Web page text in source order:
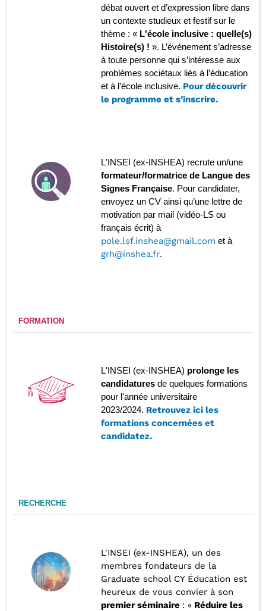
débat ouvert et d’expression libre dans
un contexte studieux et festif sur le
thème : « L'école inclusive : quelle(s)
Histoire(s) ! ». L’événement s’adresse
à toute personne qui s’intéresse aux
problèmes sociétaux liés à l’éducation
et à l’école inclusive. Pour découvrir
le programme et s’inscrire.
L'INSEI (ex-INSHEA) recrute un/une
formateur/formatrice de Langue des
Signes Française. Pour candidater,
envoyez un CV ainsi qu’une lettre de
motivation par mail (vidéo-LS ou
français écrit) à
pole.lsf.inshea@gmail.com et à
grh@inshea.fr.
FORMATION
L'INSEI (ex-INSHEA) prolonge les
candidatures de quelques formations
pour l'année universitaire
2023/2024. Retrouvez ici les
formations concernées et
candidatez.
RECHERCHE
L'INSEI (ex-INSHEA), un des
membres fondateurs de la
Graduate school CY Éducation est
heureux de vous convier à son
premier séminaire : « Réduire les